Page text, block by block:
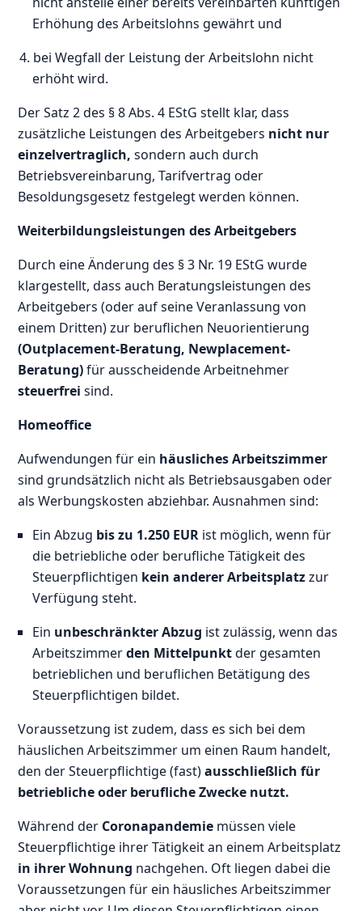
Erhöhung des Arbeitslohns gewährt und
4. bei Wegfall der Leistung der Arbeitslohn nicht
erhöht wird.
Der Satz 2 des § 8 Abs. 4 EStG stellt klar, dass
zusätzliche Leistungen des Arbeitgebers nicht nur
einzelvertraglich, sondern auch durch
Betriebsvereinbarung, Tarifvertrag oder
Besoldungsgesetz festgelegt werden können.
Weiterbildungsleistungen des Arbeitgebers
Durch eine Änderung des § 3 Nr. 19 EStG wurde
klargestellt, dass auch Beratungsleistungen des
Arbeitgebers (oder auf seine Veranlassung von
einem Dritten) zur beruflichen Neuorientierung
(Outplacement-Beratung, Newplacement-
Beratung)für ausscheidende Arbeitnehmer
steuerfrei sind.
Homeoffice
Aufwendungen für ein häusliches Arbeitszimmer
sind grundsätzlich nicht als Betriebsausgaben oder
als Werbungskosten abziehbar. Ausnahmen sind:
Ein Abzug bis zu 1.250 EUR ist möglich, wenn für
die betriebliche oder berufliche Tätigkeit des
Steuerpflichtigen kein anderer Arbeitsplatzzur
Verfügung steht.
Ein unbeschränkter Abzug ist zulässig, wenn das
Arbeitszimmerden Mittelpunktder gesamten
betrieblichen und beruflichen Betätigung des
Steuerpflichtigen bildet.
Voraussetzung ist zudem, dass es sich bei dem
häuslichen Arbeitszimmer um einen Raum handelt,
den der Steuerpflichtige (fast)ausschließlich für
betriebliche oder berufliche Zwecke nutzt.
Während der Coronapandemie müssen viele
Steuerpflichtige ihrer Tätigkeit an einem Arbeitsplatz
in ihrer Wohnung nachgehen. Oft liegen dabei die
Voraussetzungen für ein häusliches Arbeitszimmer